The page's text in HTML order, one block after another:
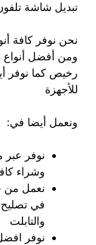
تبديل شاشة
نحن نوفر كافة
ومن أفضل أنواع
رخيص كما نوفر
للأجهزة
ونعمل أيضا في:
نوفر عبر
وشراء
نعمل من
في تصليح
والتابلت
نوفر